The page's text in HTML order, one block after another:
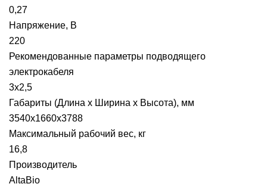
0,27
Напряжение, В
220
Рекомендованные параметры подводящего
электрокабеля
3х2,5
Габариты (Длина х Ширина х Высота), мм
3540х1660х3788
Максимальный рабочий вес, кг
16,8
Производитель
AltaBio